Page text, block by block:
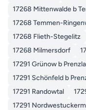
17268 Mittenwalde b
17268 Temmen-
17268 Flieth-Stegelitz
17268 Milmersdorf
17291 Grünow b
17291 Schönfeld b
17291 Randowtal
17291